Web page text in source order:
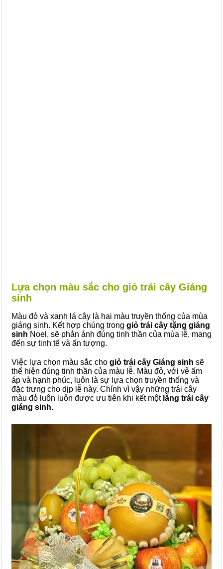
Lựa chọn màu sắc cho giỏ trái cây Giáng
sinh
Màu đỏ và xanh lá cây là hai màu truyền thống của mùa
giáng sinh. Kết hợp chúng trong giỏ trái cây tặng giáng
sinh Noel, sẽ phản ánh đúng tinh thần của mùa lễ, mang
đến sự tinh tế và ấn tượng.
Việc lựa chọn màu sắc cho giỏ trái cây Giáng sinh sẽ
thể hiện đúng tinh thần của màu lễ. Màu đỏ, với vẻ ấm
áp và hạnh phúc, luôn là sự lựa chọn truyền thống và
đặc trưng cho dịp lễ này. Chính vì vậy những trái cây
màu đỏ luôn luôn được ưu tiên khi kết một lẵng trái cây
giáng sinh.